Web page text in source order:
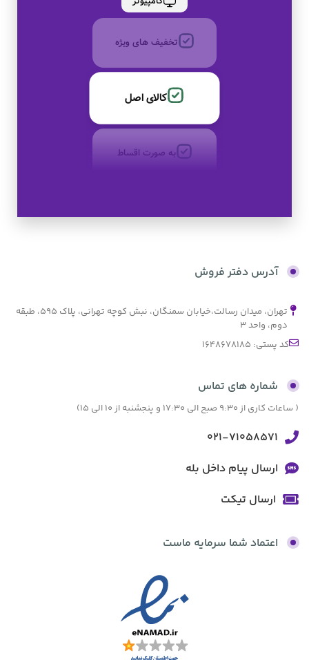
آدرس دفتر فروش
تهران، میدان رسالت،خیابان سمنگان، نبش کوچه تهرانی، پلاک ۵۹۵، طبقه
دوم، واحد ۳
کد پستی: 1648678185
شماره های تماس
( ساعات کاری از 9:30 صبح الی 17:30 و پنجشنبه از 10 الی 15)
021-71058571
ارسال پیام داخل بله
ارسال تیکت
اعتماد شما سرمایه ماست